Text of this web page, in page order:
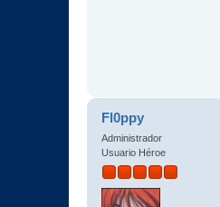
Fl0ppy
Administrador
Usuario Héroe